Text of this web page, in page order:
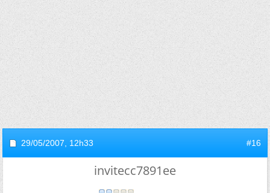
29/05/2007, 12h33 #16
invitecc7891ee